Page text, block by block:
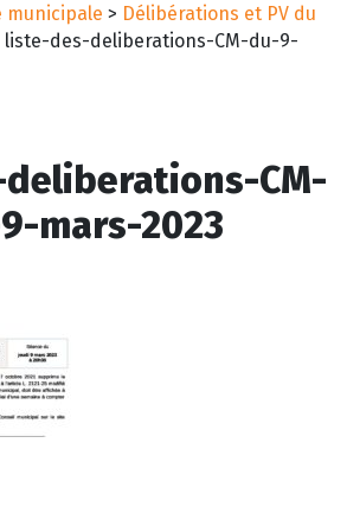
municipale > Délibérations et PV du
liste-des-deliberations-CM-du-9-
CM-
mars-2023